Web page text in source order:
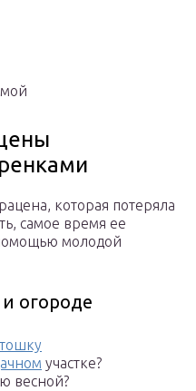
которая потеряла
самое время ее
молодой
огороде
участке?
весной?